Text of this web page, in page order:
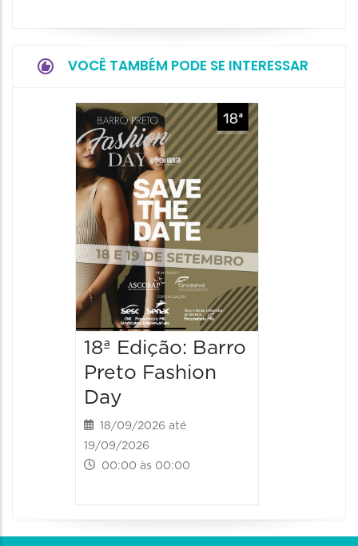
VOCÊ TAMBÉM PODE SE INTERESSAR
18ª Edição: Barro
Preto Fashion
Day
18/09/2026 até
19/09/2026
00:00 às 00:00